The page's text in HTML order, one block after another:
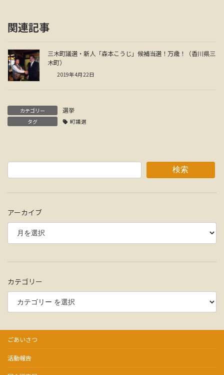
関連記事
三木町議選・新人「森本こうじ」候補当選！万歳！（香川県三
木町）
2019年4月22日
カテゴリー 選挙
タグ 町議選
検索
アーカイブ
カテゴリー
ごあいさつ
活動報告